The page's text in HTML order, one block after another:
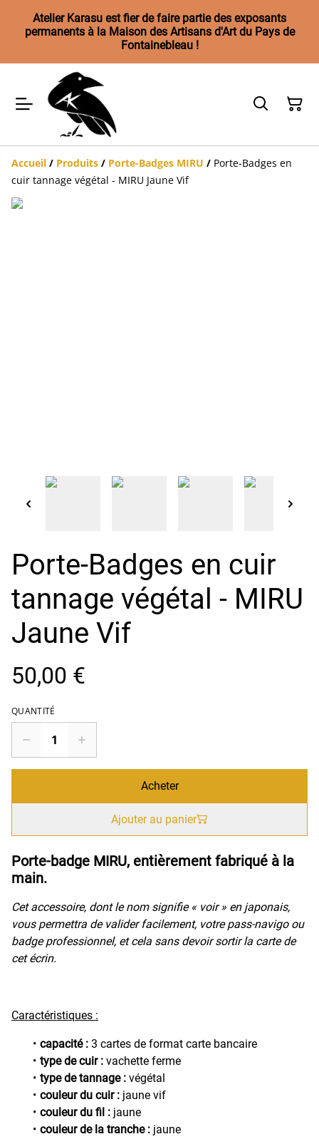
Atelier Karasu est fier de faire partie des exposants
permanents à la Maison des Artisans d'Art du Pays de
Fontainebleau !
Accueil / Produits / Porte-Badges MIRU / Porte-Badges en
cuir tannage végétal - MIRU Jaune Vif
Porte-Badges en cuir
tannage végétal - MIRU
Jaune Vif
50,00 €
QUANTITÉ
Acheter
Ajouter au panier
Porte-badge MIRU, entièrement fabriqué à la
main.
Cet accessoire, dont le nom signifie « voir » en japonais,
vous permettra de valider facilement, votre pass-navigo ou
badge professionnel, et cela sans devoir sortir la carte de
cet écrin.
Caractéristiques :
capacité : 3 cartes de format carte bancaire
type de cuir : vachette ferme
type de tannage : végétal
couleur du cuir : jaune vif
couleur du fil : jaune
couleur de la tranche : jaune